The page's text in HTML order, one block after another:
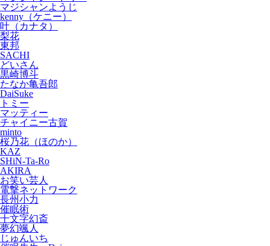
マジシャンようじ
kenny（ケニー）
叶（カナタ）
梨花
東邦
SACHI
どいさん
黒崎博斗
たなか亀吾郎
DaiSuke
トミー
マッティー
チャイニー古賀
minto
桜乃花（ほのか）
KAZ
SHiN-Ta-Ro
AKIRA
お笑い芸人
電撃ネットワーク
長州小力
催眠術
十文字幻斎
夢幻颯人
じゅんいち